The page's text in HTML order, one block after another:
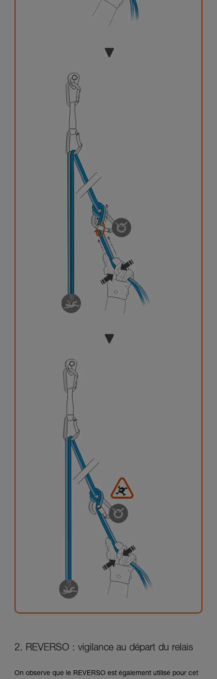
2. REVERSO : vigilance au départ du relais
On observe que le REVERSO est également utilisé pour cet